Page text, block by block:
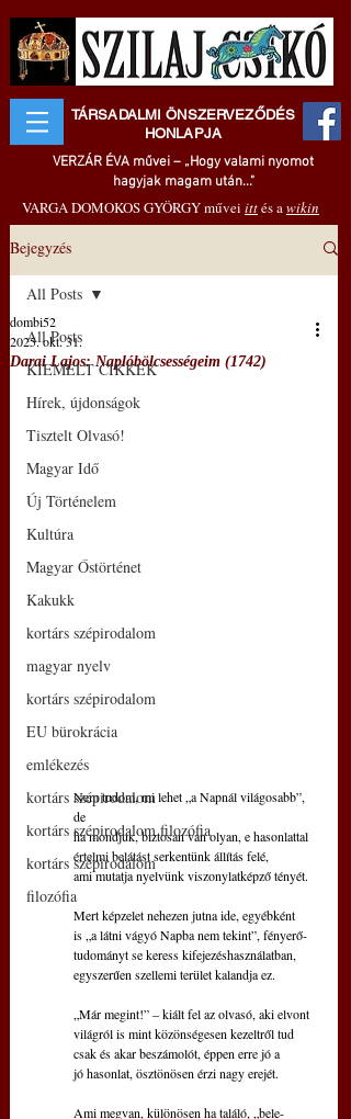
TÁRSADALMI ÖNSZERVEZŐDÉS
HONLAPJA
VERZÁR ÉVA művei – „Hogy valami nyomot
hagyjak magam után..."
VARGA DOMOKOS GYÖRGY művei ittés awikin
Bejegyzés
All Posts
KIEMELT CIKKEK
Hírek, újdonságok
Tisztelt Olvasó!
Magyar Idő
Új Történelem
Kultúra
Magyar Őstörténet
Kakukk
kortárs szépirodalom
magyar nyelv
kortárs szépirodalom
EU bürokrácia
emlékezés
kortárs szépirodalom
kortárs szépirodalom filozófia
kortárs szépirodalom
filozófia
All Posts
Darai Lajos: Naplóbölcsességeim (1742)
dombi52
2025. okt. 31.
Nem tudom, mi lehet „a Napnál világosabb”,
de
ha mondjuk, biztosan van olyan, e hasonlattal
értelmi belátást serkentünk állítás felé,
ami mutatja nyelvünk viszonylatképző tényét.
Mert képzelet nehezen jutna ide, egyébként
is „a látni vágyó Napba nem tekint”, fényerő-
tudományt se keress kifejezéshasználatban,
egyszerűen szellemi terület kalandja ez.
„Már megint!” – kiált fel az olvasó, aki elvont
világról is mint közönségesen kezeltről tud
csak és akar beszámolót, éppen erre jó a
jó hasonlat, ösztönösen érzi nagy erejét.
Ami megvan, különösen ha találó, „bele-